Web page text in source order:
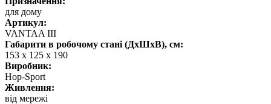
для дому
Артикул:
VANTAA III
Габарити в робочому стані (ДхШхВ), см:
153 х 125 х 190
Виробник:
Hop-Sport
Живлення:
від мережі